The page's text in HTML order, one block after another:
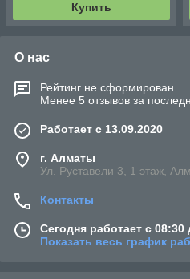
Купить
О нас
Рейтинг не сформирован
Менее 5 отзывов за
Работает с 13.09.2020
г. Алматы
Ул. Руставели 3, 1 этаж,
Контакты
Сегодня работает с 08:30
Показать весь график